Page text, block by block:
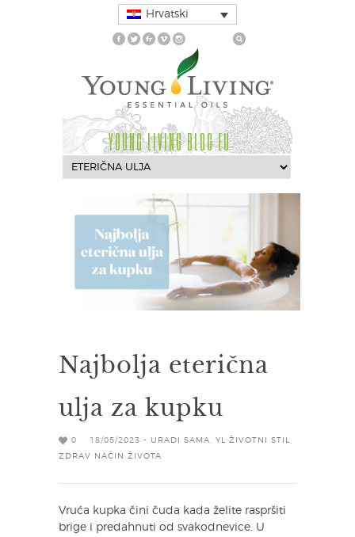
Hrvatski
YOUNG LIVING BLOG EU
Najbolja eterična
ulja za kupku
0 18/05/2023 - URADI SAMA YL ŽIVOTNI STIL
ZDRAV NAČIN ŽIVOTA
Vruća kupka čini čuda kada želite raspršiti
brige i predahnuti od svakodnevice. U